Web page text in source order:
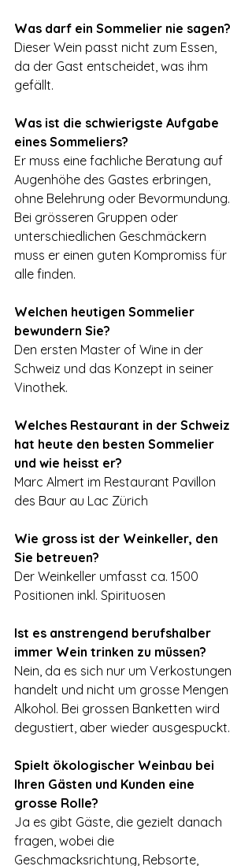
Was darf ein Sommelier nie sagen?
Dieser Wein passt nicht zum Essen,
da der Gast entscheidet, was ihm
gefällt.
Was ist die schwierigste Aufgabe
eines Sommeliers?
Er muss eine fachliche Beratung auf
Augenhöhe des Gastes erbringen,
ohne Belehrung oder Bevormundung.
Bei grösseren Gruppen oder
unterschiedlichen Geschmäckern
muss er einen guten Kompromiss für
alle finden.
Welchen heutigen Sommelier
bewundern Sie?
Den ersten Master of Wine in der
Schweiz und das Konzept in seiner
Vinothek.
Welches Restaurant in der Schweiz
hat heute den besten Sommelier
und wie heisst er?
Marc Almert im Restaurant Pavillon
des Baur au Lac Zürich
Wie gross ist der Weinkeller, den
Sie betreuen?
Der Weinkeller umfasst ca. 1500
Positionen inkl. Spirituosen
Ist es anstrengend berufshalber
immer Wein trinken zu müssen?
Nein, da es sich nur um Verkostungen
handelt und nicht um grosse Mengen
Alkohol. Bei grossen Banketten wird
degustiert, aber wieder ausgespuckt.
Spielt ökologischer Weinbau bei
Ihren Gästen und Kunden eine
grosse Rolle?
Ja es gibt Gäste, die gezielt danach
fragen, wobei die
Geschmacksrichtung, Rebsorte,